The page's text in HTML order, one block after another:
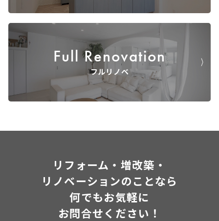
Full Renovation
フルリノベ
リフォーム・増改築・
リノベーションのことなら
何でもお気軽に
お問合せください！